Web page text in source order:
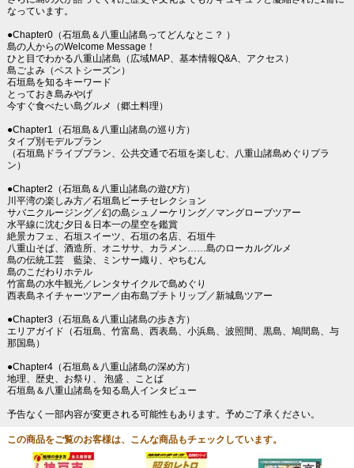
なっています。
●Chapter0（石垣島＆八重山諸島ってどんなとこ？ ）
島の人からのWelcome Message！
ひと目でわかる八重山諸島（広域MAP、基本情報Q&A、アクセス）
島ごよみ（ベストシーズン）
石垣島を知るキーワード
とっておき島みやげ
今すぐ食べたい島グルメ（郷土料理）
●Chapter1（石垣島＆八重山諸島の巡り方）
タイプ別モデルプラン
（石垣島ドライブプラン、公共交通で石垣を楽しむ、八重山諸島めぐりプラ
ン）
●Chapter2（石垣島＆八重山諸島の遊び方）
川平湾の楽しみ方／石垣島ビーチセレクション
サバニクルージング／幻の島シュノーケリング／マングローブツアー
水平線に沈む夕日＆日本一の星空を鑑賞
絶景カフェ、石垣スイーツ、石垣の名店、石垣牛
八重山そば、酒造所、オニササ、カラメン……島のローカルグルメ
島の伝統工芸 藍染、ミンサー織り、やちむん
島のこだわりホテル
竹富島の水牛観光／レンタサイクルで島めぐり
西表島ネイチャーツアー／由布島プチトリップ／新城島ツアー
●Chapter3（石垣島＆八重山諸島の歩き方）
エリアガイド（石垣島、竹富島、西表島、小浜島、波照間、黒島、鳩間島、与
那国島）
●Chapter4（石垣島＆八重山諸島の深め方）
地理、歴史、お祭り、 泡盛 、ことば
石垣島＆八重山諸島を知る島人インタビュー
予告なく一部内容が変更される可能性もあります。予めご了承ください。
この商品をご覧のお客様は、こんな商品もチェックしています。